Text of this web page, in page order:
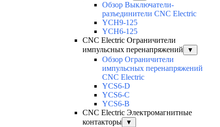
Обзор Выключатели-
разъединители CNC Electric
YCH9-125
YCH6-125
CNC Electric Ограничители
импульсных перенапряжений
▼
Обзор Ограничители
импульсных перенапряжений
CNC Electric
YCS6-D
YCS6-C
YCS6-B
CNC Electric Электромагнитные
контакторы
▼